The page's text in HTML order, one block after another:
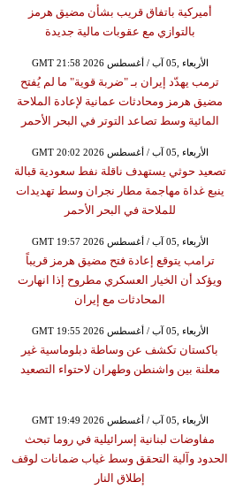
أميركية باتفاق قريب بشأن مضيق هرمز
بالتوازي مع عقوبات مالية جديدة
GMT 21:58 2026 الأربعاء ,05 آب / أغسطس
ترمب يهدّد إيران بـ "ضربة قوية" ما لم يُفتح
مضيق هرمز ومحادثات عمانية لإعادة الملاحة
المائية وسط تصاعد التوتر في البحر الأحمر
GMT 20:02 2026 الأربعاء ,05 آب / أغسطس
تصعيد حوثي يستهدف ناقلة نفط سعودية قبالة
ينبع غداة مهاجمة مطار نجران وسط تهديدات
للملاحة في البحر الأحمر
GMT 19:57 2026 الأربعاء ,05 آب / أغسطس
ترامب يتوقع إعادة فتح مضيق هرمز قريباً
ويؤكد أن الخيار العسكري مطروح إذا انهارت
المحادثات مع إيران
GMT 19:55 2026 الأربعاء ,05 آب / أغسطس
باكستان تكشف عن وساطة دبلوماسية غير
معلنة بين واشنطن وطهران لاحتواء التصعيد
GMT 19:49 2026 الأربعاء ,05 آب / أغسطس
مفاوضات لبنانية إسرائيلية في روما تبحث
الحدود وآلية التحقق وسط غياب ضمانات لوقف
إطلاق النار